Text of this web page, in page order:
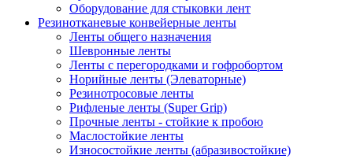
Оборудование для стыковки лент
Резинотканевые конвейерные ленты
Ленты общего назначения
Шевронные ленты
Ленты с перегородками и гофробортом
Норийные ленты (Элеваторные)
Резинотросовые ленты
Рифленые ленты (Super Grip)
Прочные ленты - стойкие к пробою
Маслостойкие ленты
Износостойкие ленты (абразивостойкие)